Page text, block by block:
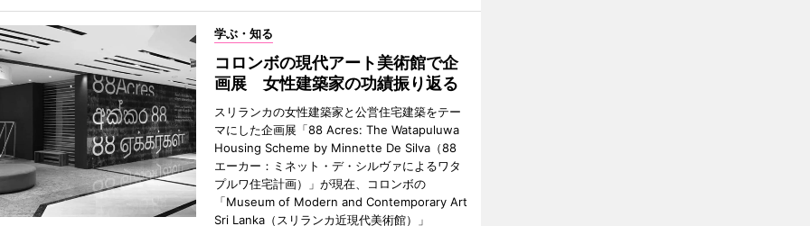
学ぶ・知る
コロンボの現代アート美術館で企
画展 女性建築家の功績振り返る
スリランカの女性建築家と公営住宅建築をテー
マにした企画展「88 Acres: The Watapuluwa
Housing Scheme by Minnette De Silva（88
エーカー：ミネット・デ・シルヴァによるワタ
プルワ住宅計画）」が現在、コロンボの
「Museum of Modern and Contemporary Art
Sri Lanka（スリランカ近現代美術館）」